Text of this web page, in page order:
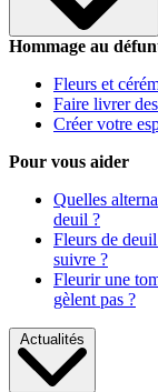
Hommage au
Fleurs et
Faire livrer
Créer votre
Pour vous aider
Quelles
deuil ?
Fleurs de
suivre ?
Fleurir une
gèlent pas ?
Actualités